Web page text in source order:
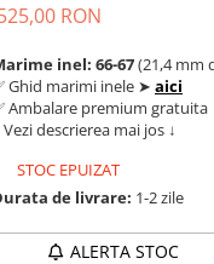
RON
inel: 66-67(21,4 mm
Ghid marimi inele ➤ aici
Ambalare premium gratuita
Vezi descrierea mai jos ↓
STOC EPUIZAT
de livrare: 1-2 zile
ALERTA STOC